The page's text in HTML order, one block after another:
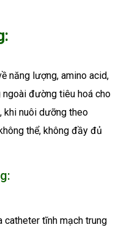
năng lượng, amino acid,
đường tiêu hoá cho
khi nuôi dưỡng theo
thể, không đầy đủ
catheter tĩnh mạch trung